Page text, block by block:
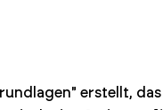
erstellt,